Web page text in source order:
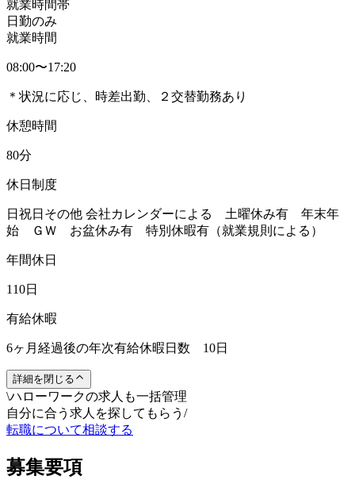
就業時間帯
日勤のみ
就業時間
08:00〜17:20
＊状況に応じ、時差出勤、２交替勤務あり
休憩時間
80分
休日制度
日祝日その他 会社カレンダーによる 土曜休み有 年末年
始 ＧＷ お盆休み有 特別休暇有（就業規則による）
年間休日
110日
有給休暇
6ヶ月経過後の年次有給休暇日数 10日
詳細を閉じる
\ハローワークの求人も一括管理
自分に合う求人を探してもらう /
転職について相談する
募集要項